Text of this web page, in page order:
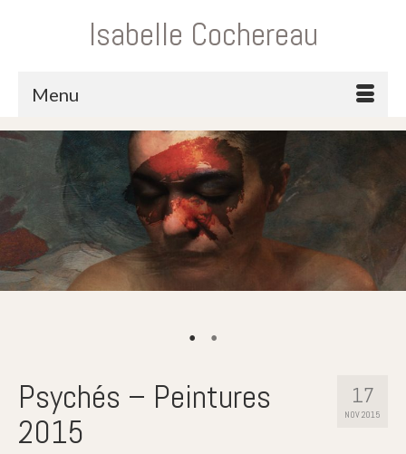
Isabelle Cochereau
Menu
17
NOV 2015
Psychés – Peintures
2015